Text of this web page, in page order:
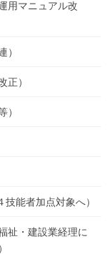
用マニュアル改
）
正）
）
能者加点対象へ）
祉・建設業経理に